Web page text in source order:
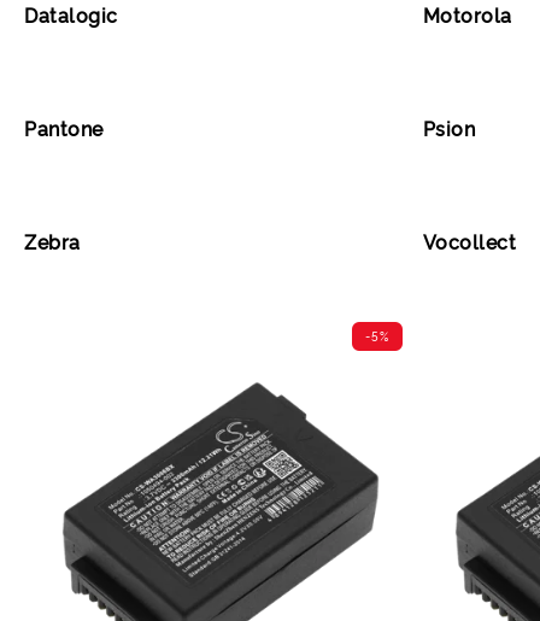
Datalogic Motorola
Pantone Psion
Zebra Vocollect
-5%